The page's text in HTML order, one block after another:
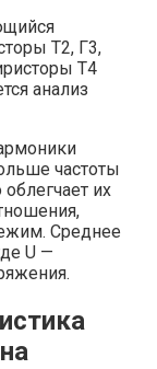
Т2, Г3,
Т4
анализ
частоты
их
Среднее
U —